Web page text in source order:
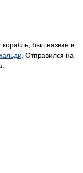
корабль, был назван в
. Отправился на